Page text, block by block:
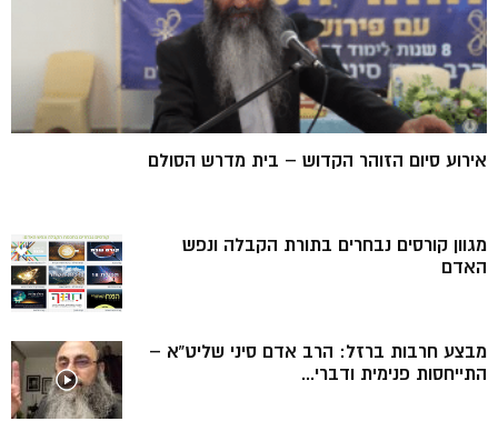
אירוע סיום הזוהר הקדוש – בית מדרש הסולם
מגוון קורסים נבחרים בתורת הקבלה ונפש
האדם
מבצע חרבות ברזל: הרב אדם סיני שליט”א –
התייחסות פנימית ודברי...